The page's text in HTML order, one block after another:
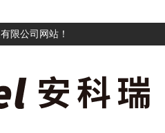
限公司网站！